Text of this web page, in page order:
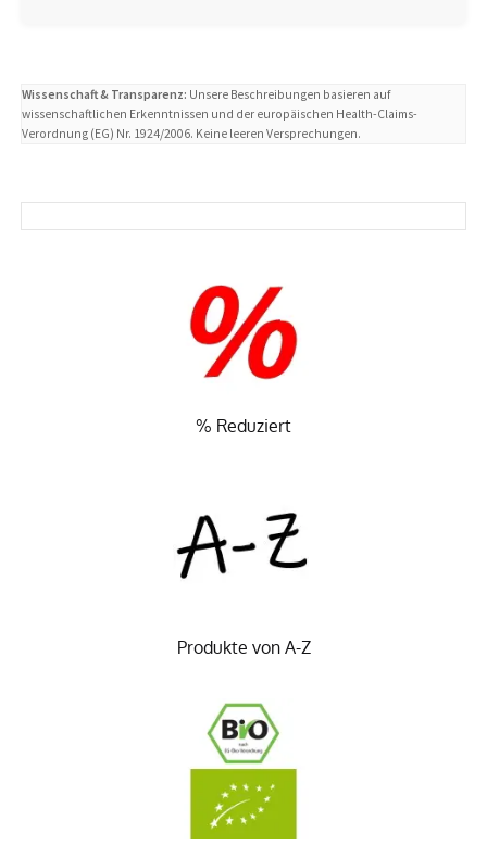
Wissenschaft & Transparenz: Unsere Beschreibungen basieren auf
wissenschaftlichen Erkenntnissen und der europäischen Health-Claims-
Verordnung (EG) Nr. 1924/2006. Keine leeren Versprechungen.
% Reduziert
Produkte von A-Z